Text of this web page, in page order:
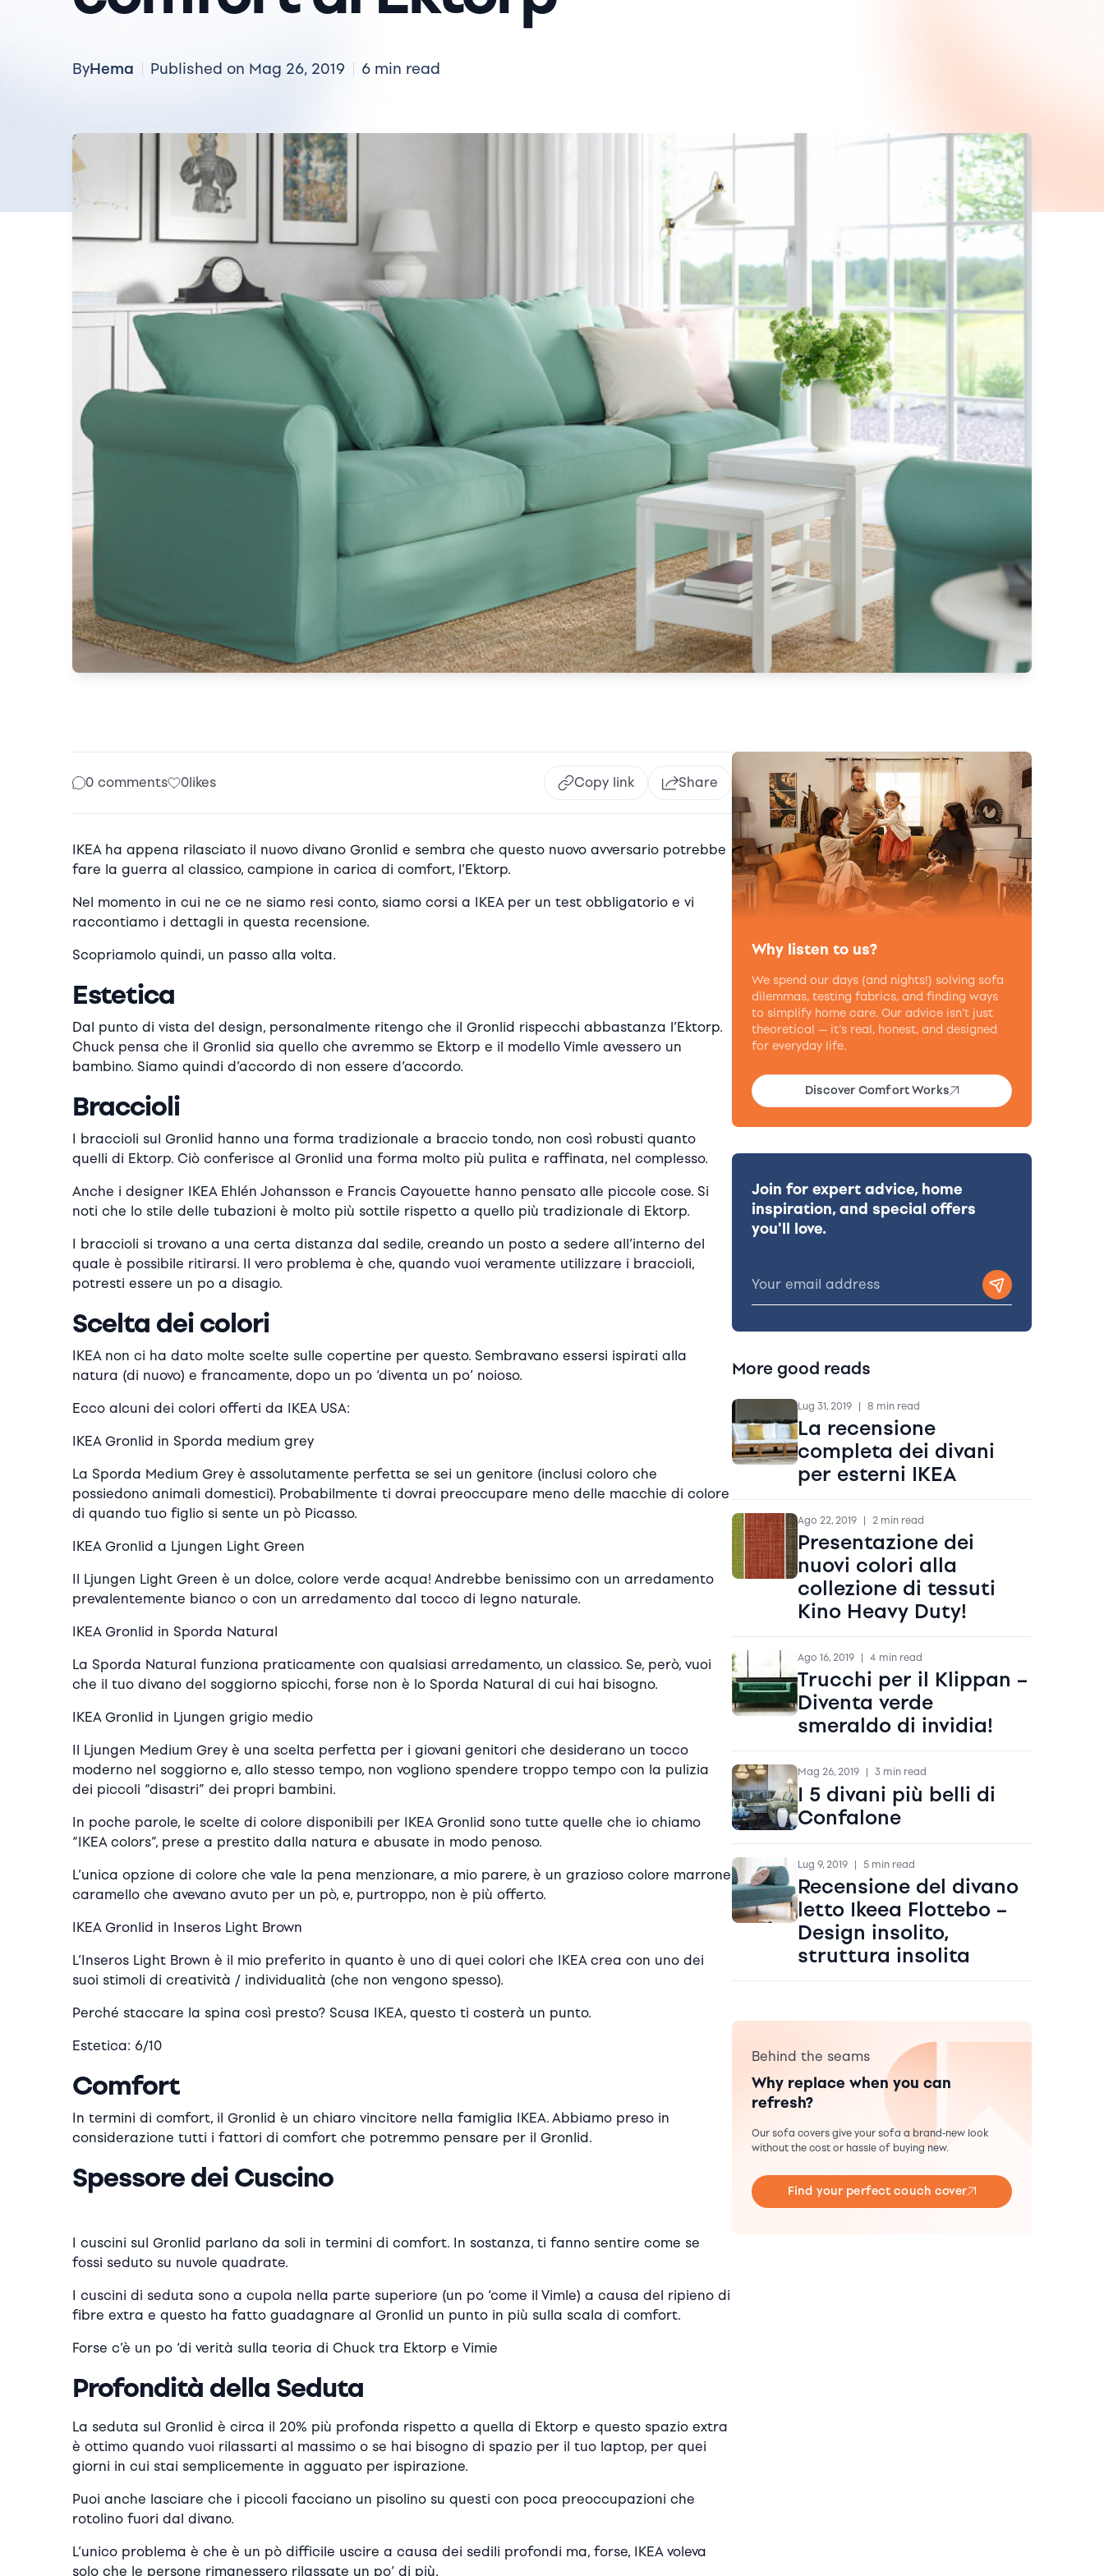
ByHema Published on Mag 26, 2019 6 min read
0 comments 0likes Copy link Share
IKEA ha appena rilasciato il nuovo divano Gronlid e sembra che questo nuovo avversario potrebbe
fare la guerra al classico, campione in carica di comfort, l’Ektorp.
Nel momento in cui ne ce ne siamo resi conto, siamo corsi a IKEA per un test obbligatorio e vi
raccontiamo i dettagli in questa recensione.
Scopriamolo quindi, un passo alla volta.
Estetica
Dal punto di vista del design, personalmente ritengo che il Gronlid rispecchi abbastanza l’Ektorp.
Chuck pensa che il Gronlid sia quello che avremmo se Ektorp e il modello Vimle avessero un
bambino. Siamo quindi d’accordo di non essere d’accordo.
Braccioli
I braccioli sul Gronlid hanno una forma tradizionale a braccio tondo, non così robusti quanto
quelli di Ektorp. Ciò conferisce al Gronlid una forma molto più pulita e raffinata, nel complesso.
Anche i designer IKEA Ehlén Johansson e Francis Cayouette hanno pensato alle piccole cose. Si
noti che lo stile delle tubazioni è molto più sottile rispetto a quello più tradizionale di Ektorp.
I braccioli si trovano a una certa distanza dal sedile, creando un posto a sedere all’interno del
quale è possibile ritirarsi. Il vero problema è che, quando vuoi veramente utilizzare i braccioli,
potresti essere un po a disagio.
Scelta dei colori
IKEA non ci ha dato molte scelte sulle copertine per questo. Sembravano essersi ispirati alla
natura (di nuovo) e francamente, dopo un po ‘diventa un po’ noioso.
Ecco alcuni dei colori offerti da IKEA USA:
IKEA Gronlid in Sporda medium grey
La Sporda Medium Grey è assolutamente perfetta se sei un genitore (inclusi coloro che
possiedono animali domestici). Probabilmente ti dovrai preoccupare meno delle macchie di colore
di quando tuo figlio si sente un pò Picasso.
IKEA Gronlid a Ljungen Light Green
Il Ljungen Light Green è un dolce, colore verde acqua! Andrebbe benissimo con un arredamento
prevalentemente bianco o con un arredamento dal tocco di legno naturale.
IKEA Gronlid in Sporda Natural
La Sporda Natural funziona praticamente con qualsiasi arredamento, un classico. Se, però, vuoi
che il tuo divano del soggiorno spicchi, forse non è lo Sporda Natural di cui hai bisogno.
IKEA Gronlid in Ljungen grigio medio
Il Ljungen Medium Grey è una scelta perfetta per i giovani genitori che desiderano un tocco
moderno nel soggiorno e, allo stesso tempo, non vogliono spendere troppo tempo con la pulizia
dei piccoli “disastri” dei propri bambini.
In poche parole, le scelte di colore disponibili per IKEA Gronlid sono tutte quelle che io chiamo
“IKEA colors”, prese a prestito dalla natura e abusate in modo penoso.
L’unica opzione di colore che vale la pena menzionare, a mio parere, è un grazioso colore marrone
caramello che avevano avuto per un pò, e, purtroppo, non è più offerto.
IKEA Gronlid in Inseros Light Brown
L’Inseros Light Brown è il mio preferito in quanto è uno di quei colori che IKEA crea con uno dei
suoi stimoli di creatività / individualità (che non vengono spesso).
Perché staccare la spina così presto? Scusa IKEA, questo ti costerà un punto.
Estetica: 6/10
Comfort
In termini di comfort, il Gronlid è un chiaro vincitore nella famiglia IKEA. Abbiamo preso in
considerazione tutti i fattori di comfort che potremmo pensare per il Gronlid.
Spessore dei Cuscino
I cuscini sul Gronlid parlano da soli in termini di comfort. In sostanza, ti fanno sentire come se
fossi seduto su nuvole quadrate.
I cuscini di seduta sono a cupola nella parte superiore (un po ‘come il Vimle) a causa del ripieno di
fibre extra e questo ha fatto guadagnare al Gronlid un punto in più sulla scala di comfort.
Forse c’è un po ‘di verità sulla teoria di Chuck tra Ektorp e Vimie
Profondità della Seduta
La seduta sul Gronlid è circa il 20% più profonda rispetto a quella di Ektorp e questo spazio extra
è ottimo quando vuoi rilassarti al massimo o se hai bisogno di spazio per il tuo laptop, per quei
giorni in cui stai semplicemente in agguato per ispirazione.
Puoi anche lasciare che i piccoli facciano un pisolino su questi con poca preoccupazioni che
rotolino fuori dal divano.
L’unico problema è che è un pò difficile uscire a causa dei sedili profondi ma, forse, IKEA voleva
solo che le persone rimanessero rilassate un po’ di più.
Why listen to us?
We spend our days (and nights!) solving sofa
dilemmas, testing fabrics, and finding ways
to simplify home care. Our advice isn’t just
theoretical — it’s real, honest, and designed
for everyday life.
Discover Comfort Works
Join for expert advice, home
inspiration, and special offers
you'll love.
More good reads
Lug 31, 2019 8 min read
La recensione
completa dei divani
per esterni IKEA
Ago 22, 2019 2 min read
Presentazione dei
nuovi colori alla
collezione di tessuti
Kino Heavy Duty!
Ago 16, 2019 4 min read
Trucchi per il Klippan –
Diventa verde
smeraldo di invidia!
Mag 26, 2019 3 min read
I 5 divani più belli di
Confalone
Lug 9, 2019 5 min read
Recensione del divano
letto Ikeea Flottebo –
Design insolito,
struttura insolita
Behind the seams
Why replace when you can
refresh?
Our sofa covers give your sofa a brand-new look
without the cost or hassle of buying new.
Find your perfect couch cover